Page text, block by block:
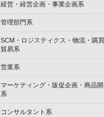
経営・経営企画・事業企画系
管理部門系
SCM・ロジスティクス・物流・購買
貿易系
営業系
マーケティング・販促企画・商品
系
コンサルタント系